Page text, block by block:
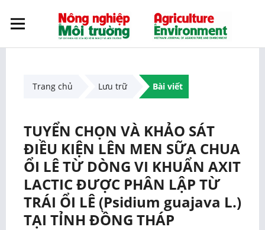
Trang chủ Lưu trữ Bài viết
TUYỂN CHỌN VÀ KHẢO SÁT
ĐIỀU KIỆN LÊN MEN SỮA CHUA
ỔI LÊ TỪ DÒNG VI KHUẨN AXIT
LACTIC ĐƯỢC PHÂN LẬP TỪ
TRÁI ỔI LÊ (Psidium guajava L.)
TẠI TỈNH ĐỒNG THÁP